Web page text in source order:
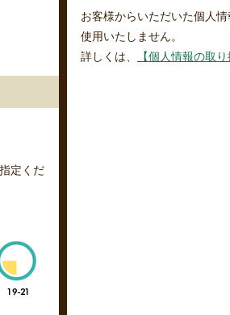
定くだ
お客様からいただいた個人
使用いたしません。
詳しくは、
【個人情報の取